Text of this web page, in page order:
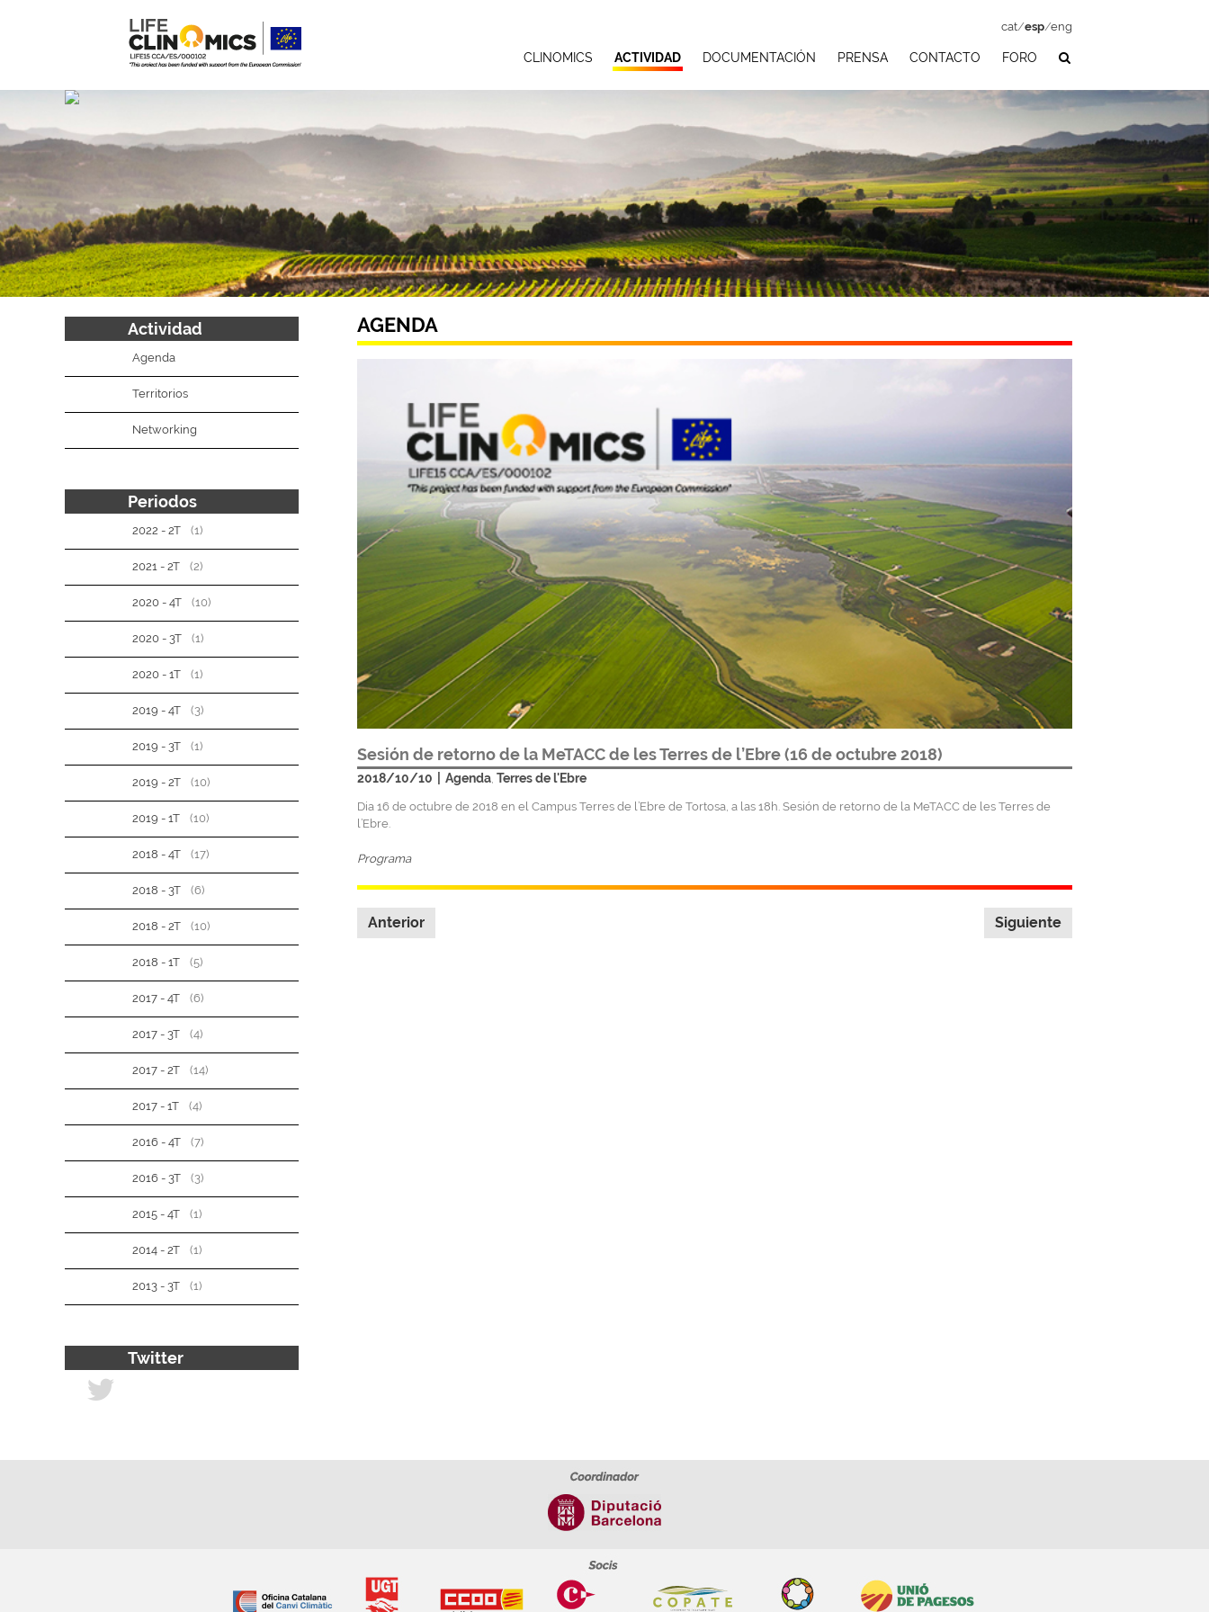
cat/esp/eng
CLINOMICS ACTIVIDAD DOCUMENTACIÓN PRENSA CONTACTO FORO
AGENDA
Sesión de retorno de la MeTACC de les Terres de l’Ebre (16 de octubre 2018)
2018/10/10 Agenda Terres de l'Ebre
Dia 16 de octubre de 2018 en el Campus Terres de l’Ebre de Tortosa, a las 18h. Sesión de retorno de la MeTACC de les Terres de
l’Ebre.
Programa
Anterior Siguiente
Actividad
Agenda
Territorios
Networking
Periodos
2022 - 2T (1)
2021 - 2T (2)
2020 - 4T (10)
2020 - 3T (1)
2020 - 1T (1)
2019 - 4T (3)
2019 - 3T (1)
2019 - 2T (10)
2019 - 1T (10)
2018 - 4T (17)
2018 - 3T (6)
2018 - 2T (10)
2018 - 1T (5)
2017 - 4T (6)
2017 - 3T (4)
2017 - 2T (14)
2017 - 1T (4)
2016 - 4T (7)
2016 - 3T (3)
2015 - 4T (1)
2014 - 2T (1)
2013 - 3T (1)
Twitter